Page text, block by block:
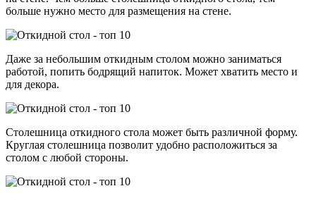
больше нужно место для размещения на стене.
Даже за небольшим откидным столом можно заниматься
работой, попить бодрящий напиток. Может хватить место и
для декора.
Столешница откидного стола может быть различной форму.
Круглая столешница позволит удобно расположиться за
столом с любой стороны.